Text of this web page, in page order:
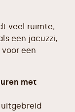
veel ruimte,
een jacuzzi,
een
met